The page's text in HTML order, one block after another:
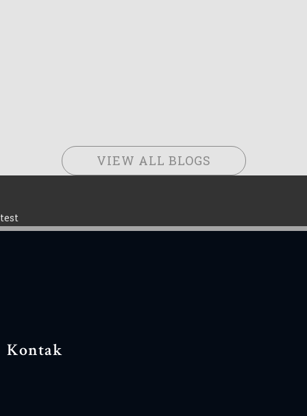
VIEW ALL BLOGS
test
Kontak